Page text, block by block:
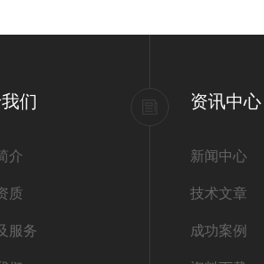
们
介
质
服务
资讯中心
新闻中心
技术文章
成功案例